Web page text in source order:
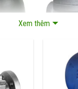
Xem thêm